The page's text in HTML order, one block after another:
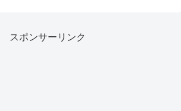
スポンサーリンク